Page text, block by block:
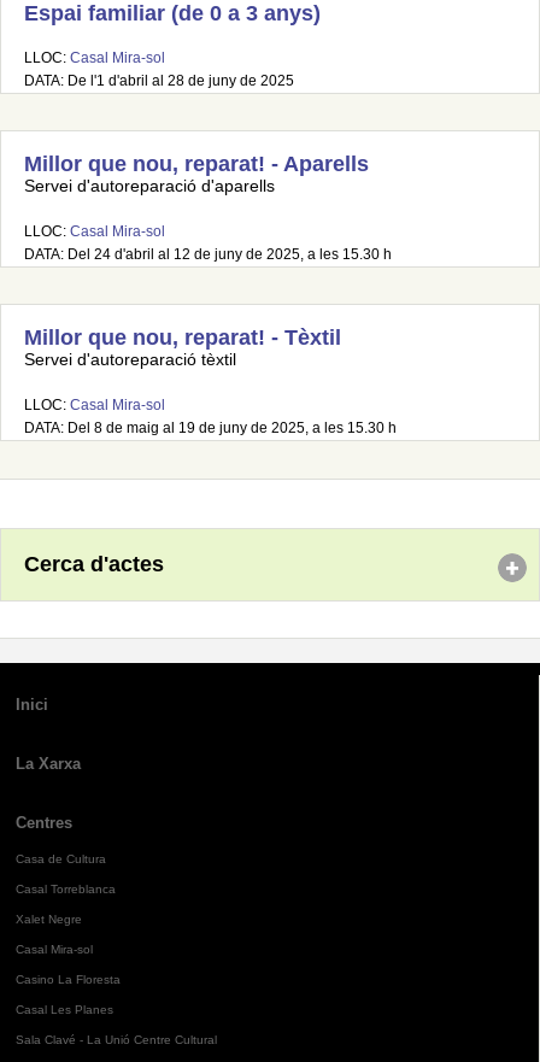
Espai familiar (de 0 a 3 anys)
LLOC: Casal Mira-sol
DATA: De l'1 d'abril al 28 de juny de 2025
Millor que nou, reparat! - Aparells
Servei d'autoreparació d'aparells
LLOC: Casal Mira-sol
DATA: Del 24 d'abril al 12 de juny de 2025, a les 15.30 h
Millor que nou, reparat! - Tèxtil
Servei d'autoreparació tèxtil
LLOC: Casal Mira-sol
DATA: Del 8 de maig al 19 de juny de 2025, a les 15.30 h
Cerca d'actes
Inici
La Xarxa
Centres
Casa de Cultura
Casal Torreblanca
Xalet Negre
Casal Mira-sol
Casino La Floresta
Casal Les Planes
Sala Clavé - La Unió Centre Cultural